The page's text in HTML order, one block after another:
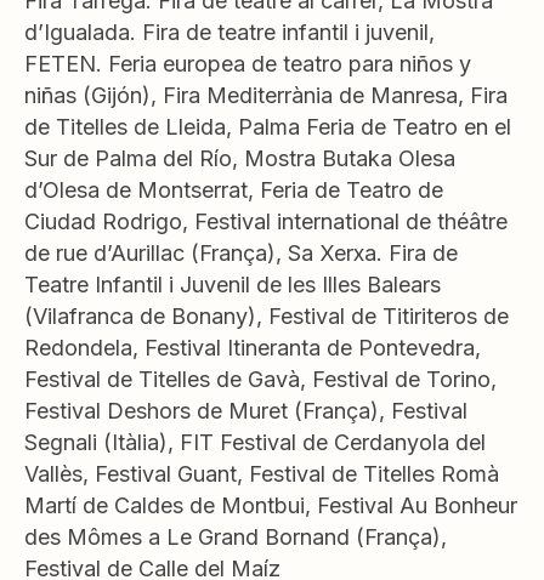
d’Igualada. Fira de teatre infantil i juvenil,
FETEN. Feria europea de teatro para niños y
niñas (Gijón), Fira Mediterrània de Manresa, Fira
de Titelles de Lleida, Palma Feria de Teatro en el
Sur de Palma del Río, Mostra Butaka Olesa
d’Olesa de Montserrat, Feria de Teatro de
Ciudad Rodrigo, Festival international de théâtre
de rue d’Aurillac (França), Sa Xerxa. Fira de
Teatre Infantil i Juvenil de les Illes Balears
(Vilafranca de Bonany), Festival de Titiriteros de
Redondela, Festival Itineranta de Pontevedra,
Festival de Titelles de Gavà, Festival de Torino,
Festival Deshors de Muret (França), Festival
Segnali (Itàlia), FIT Festival de Cerdanyola del
Vallès, Festival Guant, Festival de Titelles Romà
Martí de Caldes de Montbui, Festival Au Bonheur
des Mômes a Le Grand Bornand (França),
Festival de Calle del Maíz